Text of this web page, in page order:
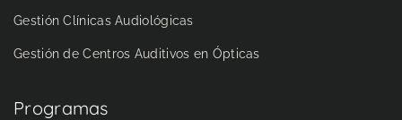
Gestión Clínicas Audiológicas
Gestión de Centros Auditivos en Ópticas
Programas